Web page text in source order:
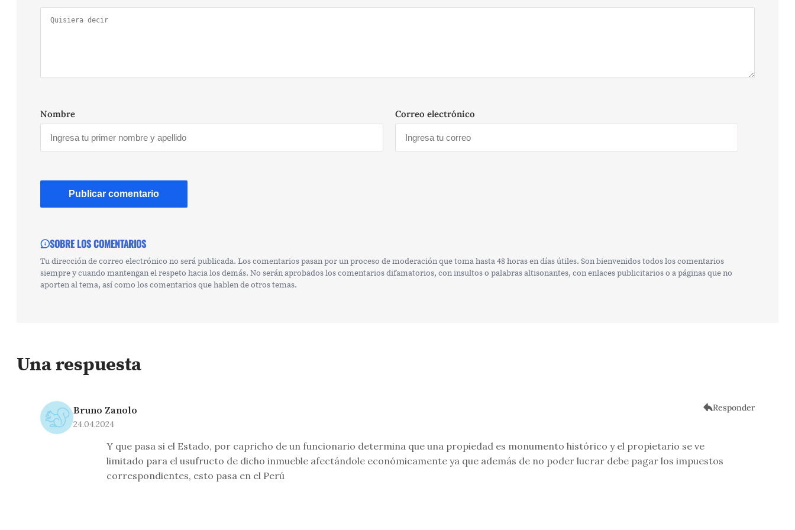
Nombre Correo electrónico
SOBRE LOS COMENTARIOS
Tu dirección de correo electrónico no será publicada. Los comentarios pasan por un proceso de moderación que toma hasta 48 horas en días útiles. Son bienvenidos todos los comentarios
siempre y cuando mantengan el respeto hacia los demás. No serán aprobados los comentarios difamatorios, con insultos o palabras altisonantes, con enlaces publicitarios o a páginas que no
aporten al tema, así como los comentarios que hablen de otros temas.
Una respuesta
Bruno Zanolo
24.04.2024
Y que pasa si el Estado, por capricho de un funcionario determina que una propiedad es monumento histórico y el propietario se ve
limitado para el usufructo de dicho inmueble afectándole económicamente ya que además de no poder lucrar debe pagar los impuestos
correspondientes, esto pasa en el Perú
Responder